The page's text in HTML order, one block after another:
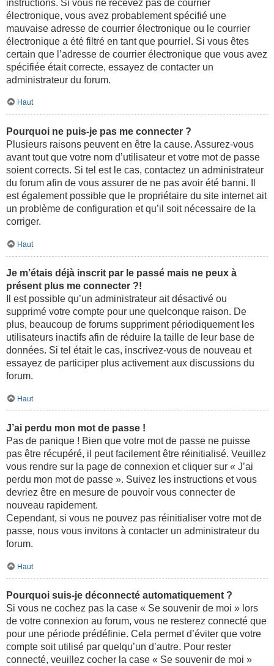
instructions. Si vous ne recevez pas de courrier
électronique, vous avez probablement spécifié une
mauvaise adresse de courrier électronique ou le courrier
électronique a été filtré en tant que pourriel. Si vous êtes
certain que l’adresse de courrier électronique que vous avez
spécifiée était correcte, essayez de contacter un
administrateur du forum.
Haut
Pourquoi ne puis-je pas me connecter ?
Plusieurs raisons peuvent en être la cause. Assurez-vous
avant tout que votre nom d’utilisateur et votre mot de passe
soient corrects. Si tel est le cas, contactez un administrateur
du forum afin de vous assurer de ne pas avoir été banni. Il
est également possible que le propriétaire du site internet ait
un problème de configuration et qu’il soit nécessaire de la
corriger.
Haut
Je m’étais déjà inscrit par le passé mais ne peux à
présent plus me connecter ?!
Il est possible qu’un administrateur ait désactivé ou
supprimé votre compte pour une quelconque raison. De
plus, beaucoup de forums suppriment périodiquement les
utilisateurs inactifs afin de réduire la taille de leur base de
données. Si tel était le cas, inscrivez-vous de nouveau et
essayez de participer plus activement aux discussions du
forum.
Haut
J’ai perdu mon mot de passe !
Pas de panique ! Bien que votre mot de passe ne puisse
pas être récupéré, il peut facilement être réinitialisé. Veuillez
vous rendre sur la page de connexion et cliquer sur « J’ai
perdu mon mot de passe ». Suivez les instructions et vous
devriez être en mesure de pouvoir vous connecter de
nouveau rapidement.
Cependant, si vous ne pouvez pas réinitialiser votre mot de
passe, nous vous invitons à contacter un administrateur du
forum.
Haut
Pourquoi suis-je déconnecté automatiquement ?
Si vous ne cochez pas la case « Se souvenir de moi » lors
de votre connexion au forum, vous ne resterez connecté que
pour une période prédéfinie. Cela permet d’éviter que votre
compte soit utilisé par quelqu’un d’autre. Pour rester
connecté, veuillez cocher la case « Se souvenir de moi »